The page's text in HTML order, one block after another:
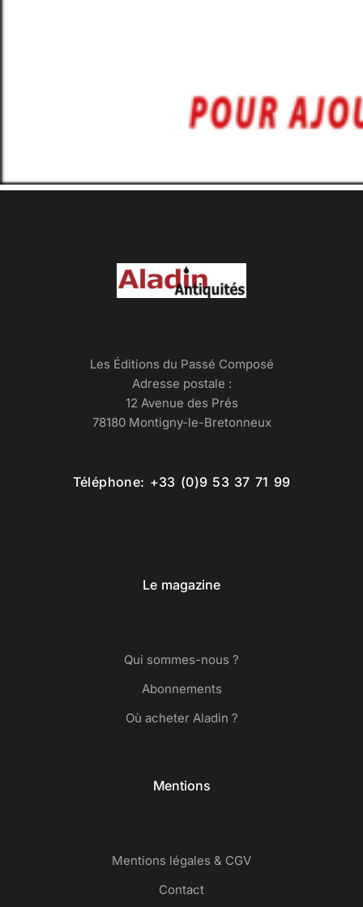
Les Éditions du Passé Composé
Adresse postale :
12 Avenue des Prés
78180 Montigny-le-Bretonneux
Téléphone: +33 (0)9 53 37 71 99
Le magazine
Qui sommes-nous ?
Abonnements
Où acheter Aladin ?
Mentions
Mentions légales & CGV
Contact